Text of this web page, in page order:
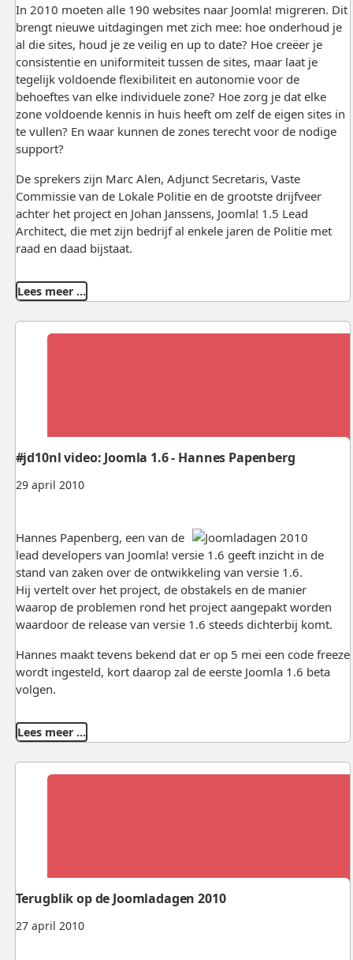
In 2010 moeten alle 190 websites naar Joomla! migreren. Dit
brengt nieuwe uitdagingen met zich mee: hoe onderhoud je
al die sites, houd je ze veilig en up to date? Hoe creëer je
consistentie en uniformiteit tussen de sites, maar laat je
tegelijk voldoende flexibiliteit en autonomie voor de
behoeftes van elke individuele zone? Hoe zorg je dat elke
zone voldoende kennis in huis heeft om zelf de eigen sites in
te vullen? En waar kunnen de zones terecht voor de nodige
support?
De sprekers zijn Marc Alen, Adjunct Secretaris, Vaste
Commissie van de Lokale Politie en de grootste drijfveer
achter het project en Johan Janssens, Joomla! 1.5 Lead
Architect, die met zijn bedrijf al enkele jaren de Politie met
raad en daad bijstaat.
Lees meer …
29 april 2010
#jd10nl video: Joomla 1.6 - Hannes Papenberg
Hannes Papenberg, een van de
lead developers van Joomla! versie 1.6 geeft inzicht in de
stand van zaken over de ontwikkeling van versie 1.6.
Hij vertelt over het project, de obstakels en de manier
waarop de problemen rond het project aangepakt worden
waardoor de release van versie 1.6 steeds dichterbij komt.
Hannes maakt tevens bekend dat er op 5 mei een code freeze
wordt ingesteld, kort daarop zal de eerste Joomla 1.6 beta
volgen.
Lees meer …
27 april 2010
Terugblik op de Joomladagen 2010